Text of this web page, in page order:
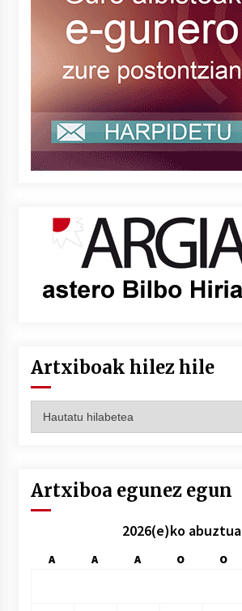
Artxiboak hilez hile
hilez
Artxiboa egunez egun
2026(e)ko abuztua
A A A O O